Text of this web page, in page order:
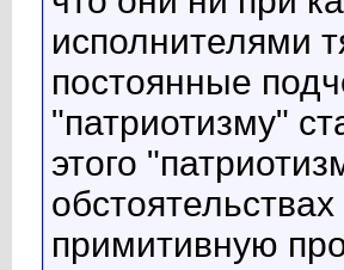
исполнителями
постоянные
"патриотизму"
этого
примитивную